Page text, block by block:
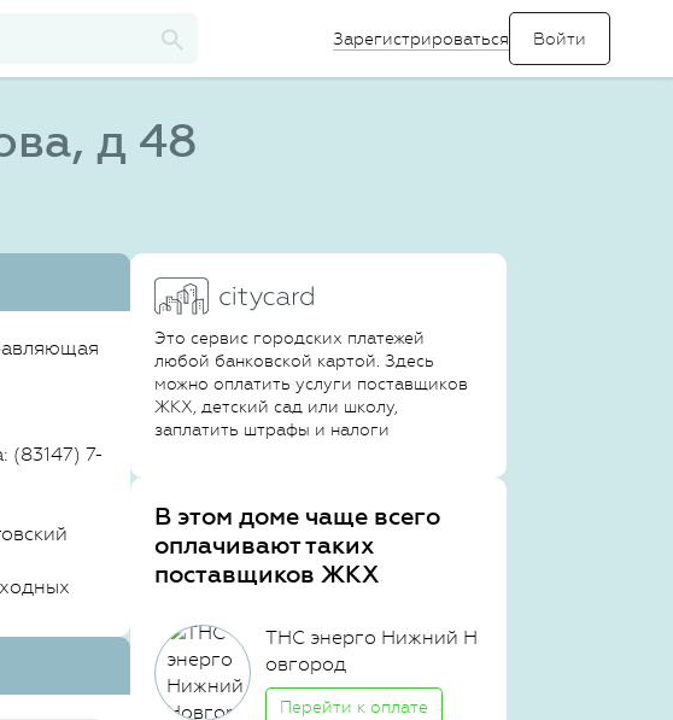
Зарегистрироваться
д 48
(83147) 7-
Это сервис городских платежей
любой банковской картой. Здесь
можно оплатить услуги поставщиков
ЖКХ, детский сад или школу,
заплатить штрафы и налоги
В этом доме чаще всего
оплачивают таких
поставщиков ЖКХ
ТНС энерго Нижний Н
овгород
Перейти к оплате